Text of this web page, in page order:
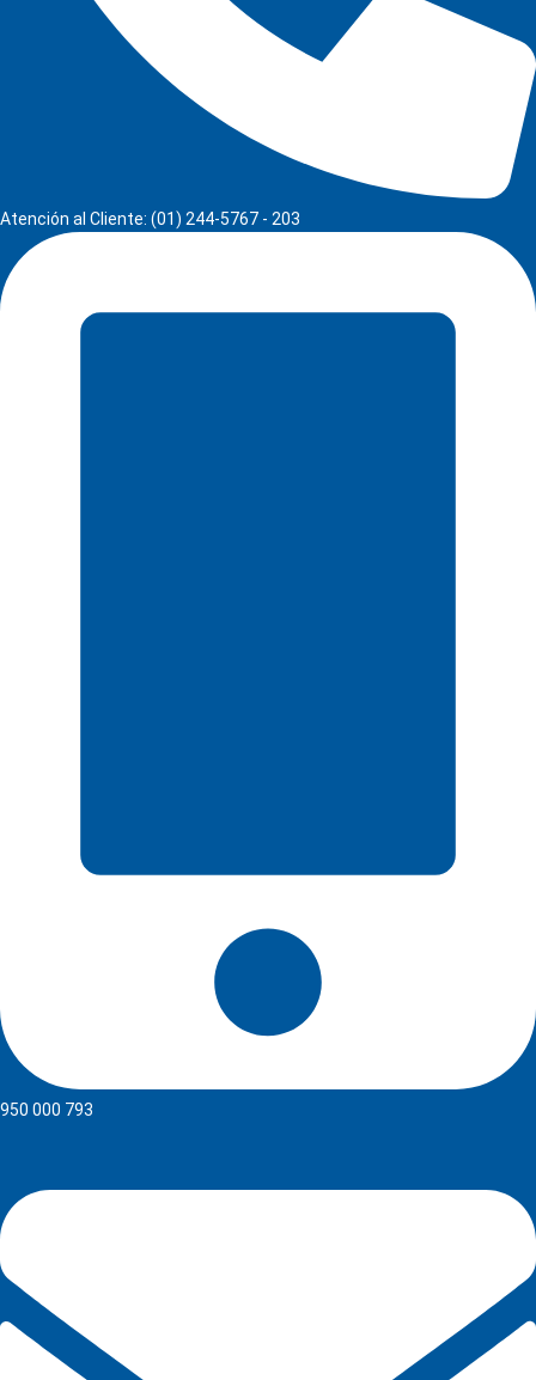
Atención al Cliente: (01) 244-5767 - 203
950 000 793